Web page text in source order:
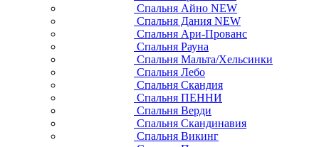
Спальня Айно NEW
Спальня Дания NEW
Спальня Ари-Прованс
Спальня Рауна
Спальня Мальта/Хельсинки
Спальня Лебо
Спальня Скандия
Спальня ПЕННИ
Спальня Верди
Спальня Скандинавия
Спальня Викинг